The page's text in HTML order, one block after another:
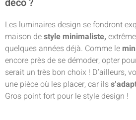
Les luminaires design se fondront
maison destyle minimaliste,
quelques années déjà. Comme le
encore près de se démoder, opter
serait un très bon choix ! D’ailleurs,
une pièce où les placer, car ils
Gros point fort pour le style design !